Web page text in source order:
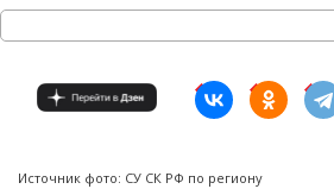
Источник фото: СУ СК РФ по региону